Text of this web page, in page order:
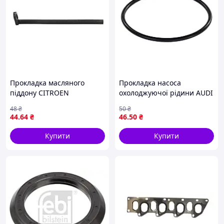
Прокладка масляного
піддону CITROEN
EVASION, JUMPER I, JUMPER
II, JUMPY I, XANTIA, XM, ZX,
PEUGEOT 205 I,
44.64 ₴
48₴
Купити
Прокладка насоса
охолоджуючої рідини AUDI
B2, 80 B3, 80 B4, A6 C4,
CABRIOLET B3, VW LT 28-35
I, LT
46.50 ₴
50₴
Купити